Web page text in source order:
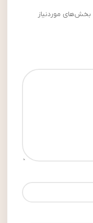
بخش‌های موردنیاز